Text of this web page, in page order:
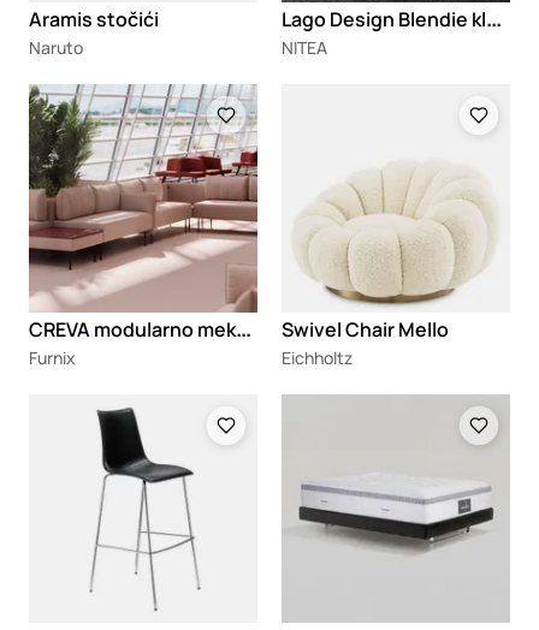
Aramis stočići
Naruto
L
ago Design Blendie klupski stočić
NITEA
Loading
C
REVA modularno meko sedenje
Furnix
Swivel Chair Mello
Eichholtz
Loading